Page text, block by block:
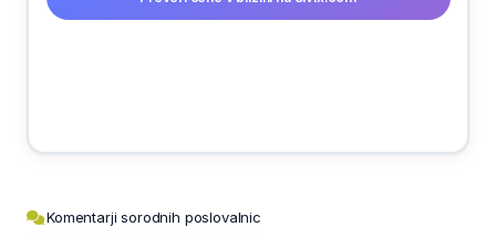
Komentarji sorodnih poslovalnic